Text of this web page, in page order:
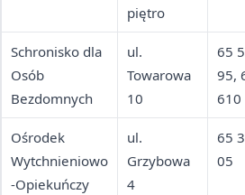
piętro
Schronisko dla
Osób
Bezdomnych
ul.
Towarowa
10
65
95,
610
Ośrodek
Wytchnieniowo
-Opiekuńczy
ul.
Grzybowa
4
65
05